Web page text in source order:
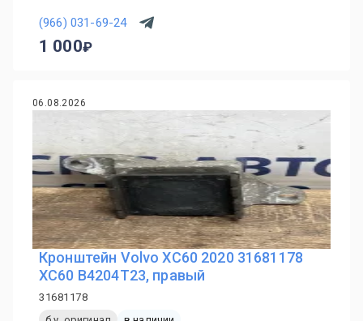
(966) 031-69-24
1 000
06.08.2026
Кронштейн Volvo XC60 2020 31681178
XC60 B4204T23, правый
31681178